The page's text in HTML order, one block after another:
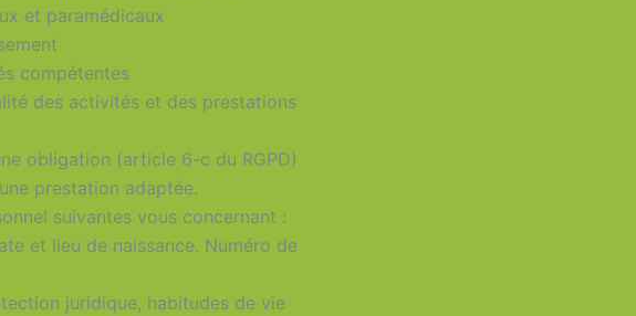
et paramédicaux
compétentes
des activités et des prestations
obligation (article 6-c du RGPD)
prestation adaptée.
suivantes vous concernant :
et lieu de naissance. Numéro de
juridique, habitudes de vie